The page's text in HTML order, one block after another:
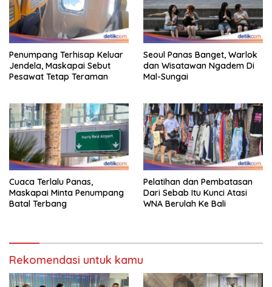
Penumpang Terhisap Keluar
Jendela, Maskapai Sebut
Pesawat Tetap Teraman
Seoul Panas Banget, Warlok
dan Wisatawan Ngadem Di
Mal-Sungai
Cuaca Terlalu Panas,
Maskapai Minta Penumpang
Batal Terbang
Pelatihan dan Pembatasan
Dari Sebab Itu Kunci Atasi
WNA Berulah Ke Bali
Rekomendasi untuk kamu